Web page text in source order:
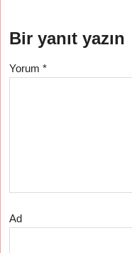
Bir yanıt yazın
Yorum*
Ad